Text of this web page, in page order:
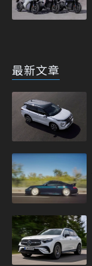
最新文章